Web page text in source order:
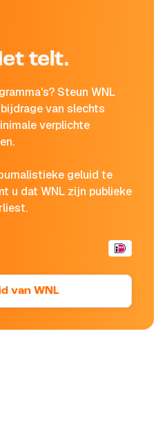
telt.
Steun WNL
van slechts
verplichte
geluid te
u dat WNL zijn publieke
van WNL